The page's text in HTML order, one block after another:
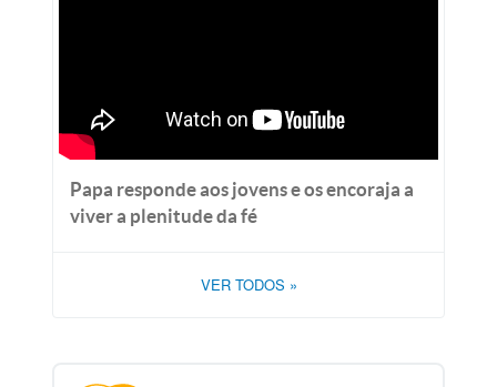
Papa responde aos jovens e os encoraja a
viver a plenitude da fé
VER TODOS »